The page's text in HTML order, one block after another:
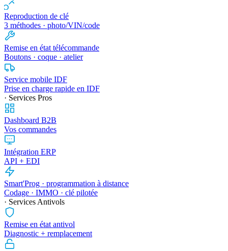
Reproduction de clé
3 méthodes · photo/VIN/code
Remise en état télécommande
Boutons · coque · atelier
Service mobile IDF
Prise en charge rapide en IDF
· Services Pros
Dashboard B2B
Vos commandes
Intégration ERP
API + EDI
Smart'Prog · programmation à distance
Codage · IMMO · clé pilotée
· Services Antivols
Remise en état antivol
Diagnostic + remplacement